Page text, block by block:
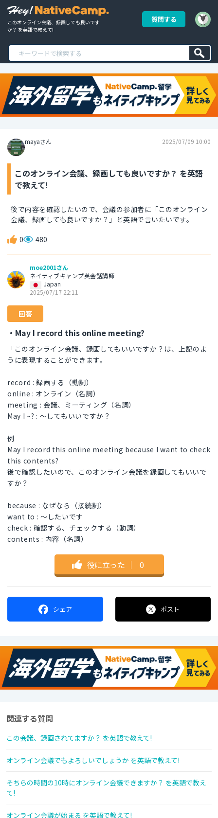
このオンライン会議、録画しても良いです
か？ を英語で教えて!
質問する
mayaさん 2025/07/09 10:00
このオンライン会議、録画しても良いですか？ を英語
で教えて!
後で内容を確認したいので、会議の参加者に「このオンライン
会議、録画しても良いですか？」と英語で言いたいです。
0 480
moe2001さん
ネイティブキャンプ英会話講師
Japan
2025/07/17 22:11
回答
・May I record this online meeting?
「このオンライン会議、録画してもいいですか？は、上記のよ
うに表現することができます。
record : 録画する（動詞）
online : オンライン（名詞）
meeting : 会議、ミーティング（名詞）
May I ~? : ～してもいいですか？
例
May I record this online meeting because I want to check
this contents?
後で確認したいので、このオンライン会議を録画してもいいで
すか？
because : なぜなら（接続詞）
want to : ～したいです
check : 確認する、チェックする（動詞）
contents : 内容（名詞）
役に立った ｜ 0
シェア ポスト
関連する質問
この会議、録画されてますか？ を英語で教えて!
オンライン会議でもよろしいでしょうか を英語で教えて!
そちらの時間の10時にオンライン会議できますか？ を英語で教え
て!
オンライン会議が始まる を英語で教えて!